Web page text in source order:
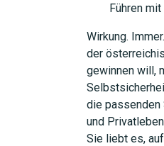
Führen
Wirkung.
der
gewinnen will,
die passenden
und
Sie liebt es,